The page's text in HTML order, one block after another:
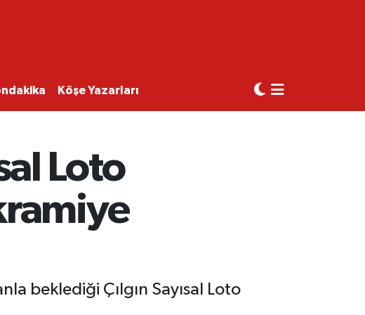
Köşe Yazarları
Loto
beklediği Çılgın Sayısal Loto